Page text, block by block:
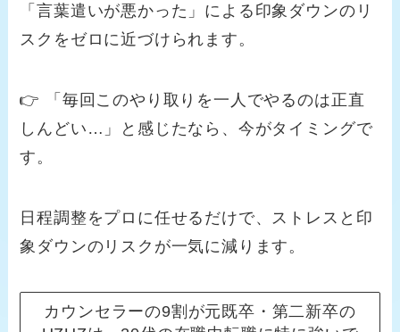
「言葉遣いが悪かった」による印象ダウンのリ
スクをゼロに近づけられます。
👉 「毎回このやり取りを一人でやるのは正直
しんどい…」と感じたなら、今がタイミングで
す。
日程調整をプロに任せるだけで、ストレスと印
象ダウンのリスクが一気に減ります。
カウンセラーの9割が元既卒・第二新卒の